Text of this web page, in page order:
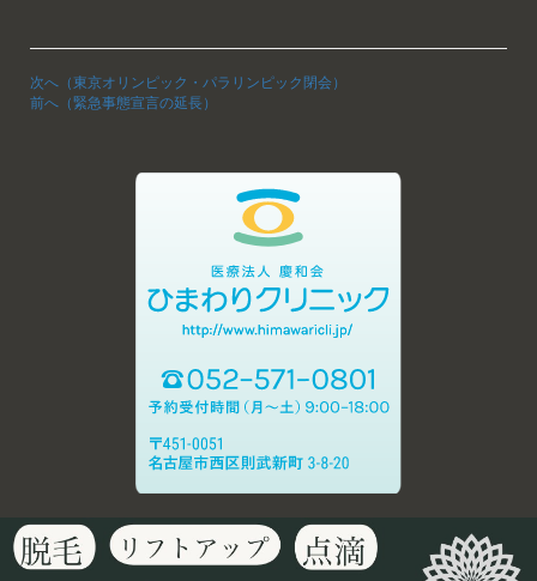
次へ（東京オリンピック・パラリンピック閉会）
前へ（緊急事態宣言の延長）